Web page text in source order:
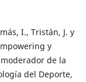
I., Tristán, J. y
y
de la
del Deporte,